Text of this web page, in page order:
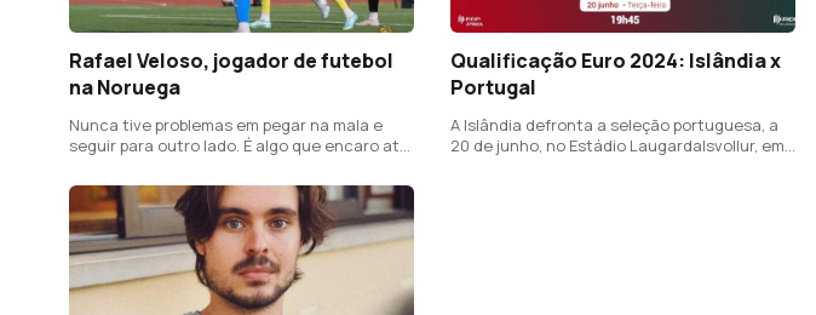
Rafael Veloso, jogador de futebol
na Noruega
Nunca tive problemas em pegar na mala e
seguir para outro lado. É algo que encaro até
Qualificação Euro 2024: Islândia x
Portugal
A Islândia defronta a seleção portuguesa, a
20 de junho, no Estádio Laugardalsvollur, em